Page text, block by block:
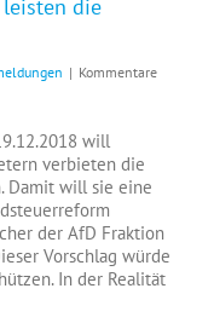
leisten die
| Kommentare
will
verbieten die
Damit will sie eine
der AfD Fraktion
Vorschlag würde
In der Realität